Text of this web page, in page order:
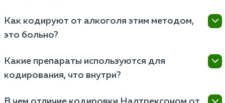
котором под кожу вшивается капсула или гель с
дисульфирамом, блокирующим ферменты печени и
вместо опьянения.
Как кодируют от алкоголя этим методом,
это больно?
анестезией, врач делает микронадрез в области
лопатки или ягодицы, вводит препарат глубоко в
чувствует лишь легкое надавливание без острой
Какие препараты используются для
кодирования, что внутри?